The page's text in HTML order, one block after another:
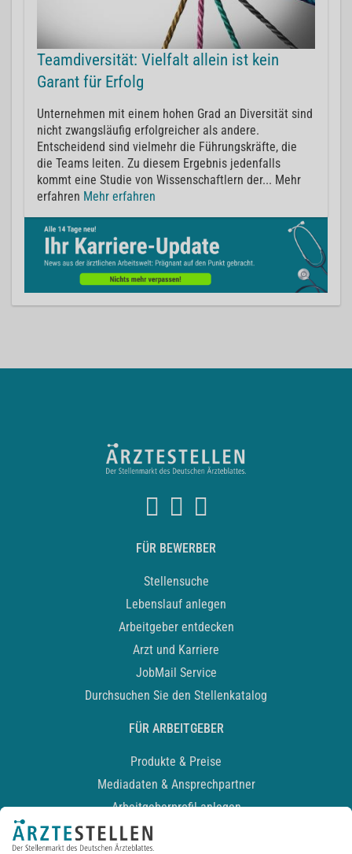
Teamdiversität: Vielfalt allein ist kein
Garant für Erfolg
Unternehmen mit einem hohen Grad an Diversität sind
nicht zwangsläufig erfolgreicher als andere.
Entscheidend sind vielmehr die Führungskräfte, die
die Teams leiten. Zu diesem Ergebnis jedenfalls
kommt eine Studie von Wissenschaftlern der... Mehr
erfahren Mehr erfahren
FÜR BEWERBER
Stellensuche
Lebenslauf anlegen
Arbeitgeber entdecken
Arzt und Karriere
JobMail Service
Durchsuchen Sie den Stellenkatalog
FÜR ARBEITGEBER
Produkte & Preise
Mediadaten & Ansprechpartner
Arbeitgeberprofil anlegen
Recruiting-Podcast